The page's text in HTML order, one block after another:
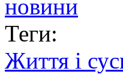
Теги:
Життя і